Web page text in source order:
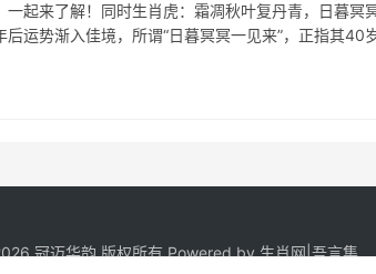
起来了解！同时生肖虎：霜凋秋叶复丹青，日暮冥
运势渐入佳境，所谓“日暮冥冥一见来”，正指其40
冠迈华韵 版权所有 Powered by生肖网|吾言集